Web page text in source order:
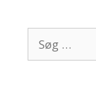
indhold
efter: